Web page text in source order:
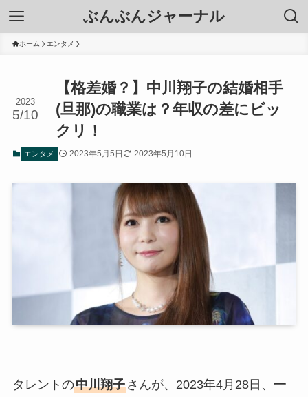
ぶんぶんジャーナル
ホーム エンタメ
【格差婚？】中川翔子の結婚相手
(旦那)の職業は？年収の差にビッ
クリ！
2023
5/10
エンタメ 2023年5月5日 2023年5月10日
タレントの中川翔子さんが、2023年4月28日、 一